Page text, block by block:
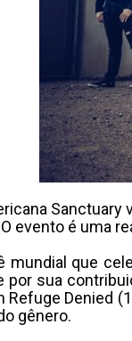
Sanctuary
evento é uma
mundial que
por sua
Denied
gênero.